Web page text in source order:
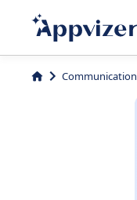
Communication